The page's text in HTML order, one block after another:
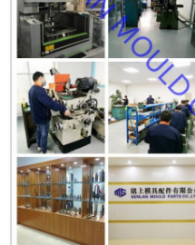
Laat een
We bellen